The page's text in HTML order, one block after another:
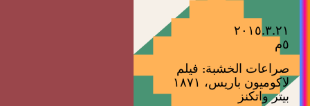
٢٠١٥.٣.٢١
٥م
صراعات الخشبة: فيلم
لاكوميون باريس، ١٨٧١
بيتر واتكنز